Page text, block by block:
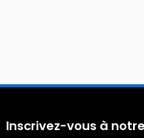
Inscrivez-vous à